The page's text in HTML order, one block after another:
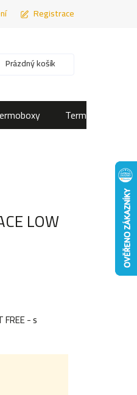
Registrace
Nákupní košík
Prázdný košík
Termotašky
LOW
FREE - s